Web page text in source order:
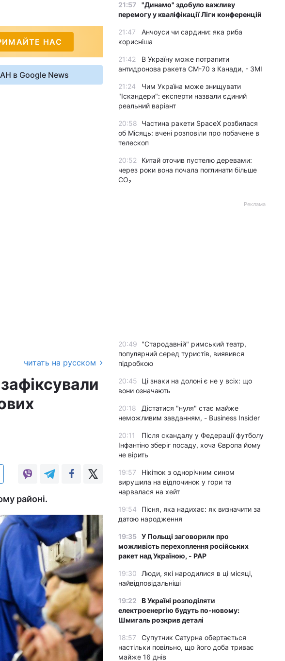
НАС
в Google News
читать на русском
районі.
21:57
"Динамо" здобуло важливу
перемогу у кваліфікації Ліги конференцій
21:47
Анчоуси чи сардини: яка риба
корисніша
21:42
В Україну може потрапити
антидронова ракета CM-70 з Канади, - ЗМІ
21:24
Чим Україна може знищувати
"Іскандери": експерти назвали єдиний
реальний варіант
20:58
Частина ракети SpaceX розбилася
об Місяць: вчені розповіли про побачене в
телескоп
20:52
Китай оточив пустелю деревами:
через роки вона почала поглинати більше
CO₂
Реклама
20:49
"Стародавній" римський театр,
популярний серед туристів, виявився
підробкою
20:45
Ці знаки на долоні є не у всіх: що
вони означають
20:18
Дістатися "нуля" стає майже
неможливим завданням, - Business Insider
20:11
Після скандалу у Федерації футболу
Інфантіно зберіг посаду, хоча Європа йому
не вірить
19:57
Нікітюк з однорічним сином
вирушила на відпочинок у гори та
нарвалася на хейт
19:54
Пісня, яка надихає: як визначити за
датою народження
19:35 У Польщі заговорили про
можливість перехоплення російських
ракет над Україною, - PAP
19:30
Люди, які народилися в ці місяці,
найвідповідальніші
19:22
В Україні розподіляти
електроенергію будуть по-новому:
Шмигаль розкрив деталі
18:57
Супутник Сатурна обертається
настільки повільно, що його доба триває
майже 16 днів